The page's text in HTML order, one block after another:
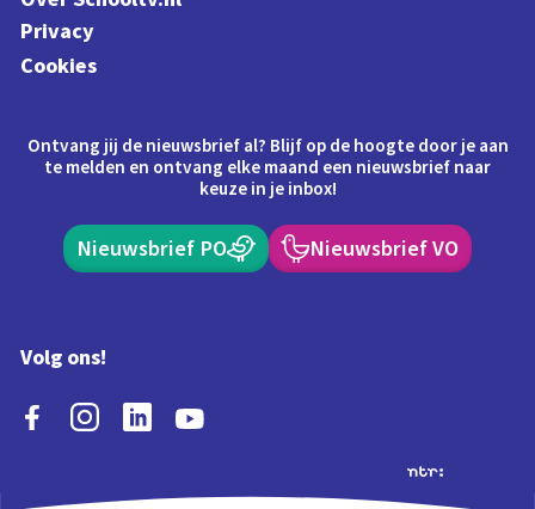
Privacy
Cookies
Ontvang jij de nieuwsbrief al? Blijf op de hoogte door je aan
te melden en ontvang elke maand een nieuwsbrief naar
keuze in je inbox!
Nieuwsbrief PO Nieuwsbrief VO
Volg ons!